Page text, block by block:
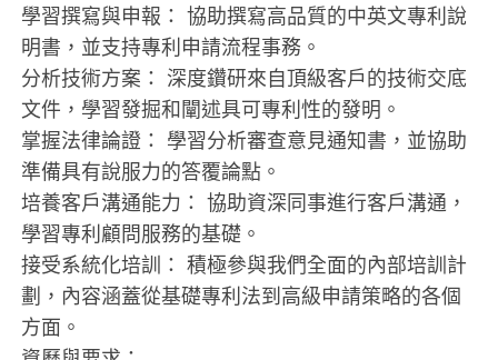
學習撰寫與申報： 協助撰寫高品質的中英文專利說
明書，並支持專利申請流程事務。
分析技術方案： 深度鑽研來自頂級客戶的技術交底
文件，學習發掘和闡述具可專利性的發明。
掌握法律論證： 學習分析審查意見通知書，並協助
準備具有說服力的答覆論點。
培養客戶溝通能力： 協助資深同事進行客戶溝通，
學習專利顧問服務的基礎。
接受系統化培訓： 積極參與我們全面的內部培訓計
劃，內容涵蓋從基礎專利法到高級申請策略的各個
方面。